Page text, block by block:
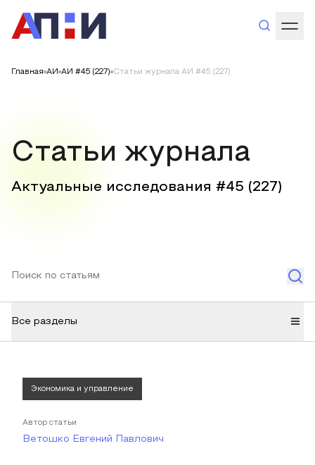
Главная АИ АИ #45 (227) Статьи журнала АИ #45 (227)
Статьи журнала
Актуальные исследования #45 (227)
Все разделы
Экономика и управление
Автор статьи
Ветошко Евгений Павлович